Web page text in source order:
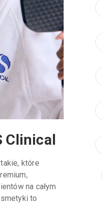
Clinical
które
na całym
to